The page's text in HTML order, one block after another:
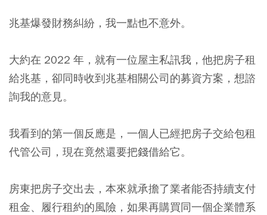
兆基爆發財務糾紛，我一點也不意外。
大約在 2022 年，就有一位屋主私訊我，他把房子租
給兆基，卻同時收到兆基相關公司的募資方案，想諮
詢我的意見。
我看到的第一個反應是，一個人已經把房子交給包租
代管公司，現在竟然還要把錢借給它。
房東把房子交出去，本來就承擔了業者能否持續支付
租金、履行租約的風險，如果再購買同一個企業體系